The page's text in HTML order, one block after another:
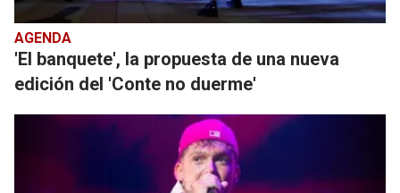
AGENDA
'El banquete', la propuesta de una nueva
edición del 'Conte no duerme'